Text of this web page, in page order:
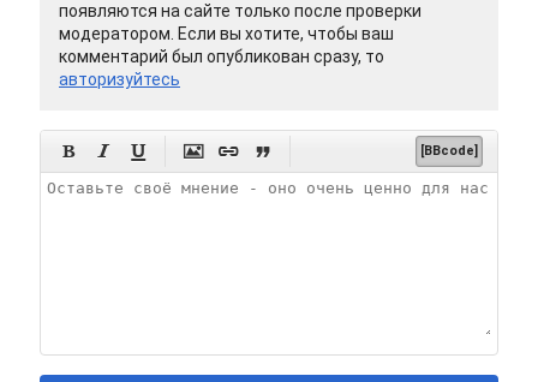
появляются на сайте только после проверки
модератором. Если вы хотите, чтобы ваш
комментарий был опубликован сразу, то
авторизуйтесь
      [BBcode]